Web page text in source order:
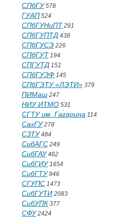
СПбГУ578
ГУАП 524
СПбГУНиПТ 291
СПбГУПТД 438
СПбГУСЭ 226
СПбГУТ 194
СПГУТД 151
СПбГУЭФ 145
СПбГЭТУ «ЛЭТИ» 379
ПИМаш 247
НИУ ИТМО 531
СГТУ им. Гагарина 114
СахГУ278
СЗТУ484
СибАГС 249
СибГАУ462
СибГИУ1654
СибГТУ946
СГУПС 1473
СибГУТИ 2083
СибУПК 377
СФУ2424